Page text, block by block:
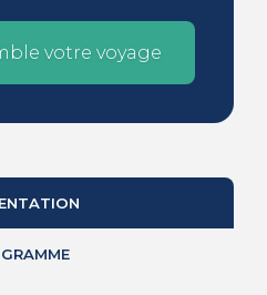
votre voyage